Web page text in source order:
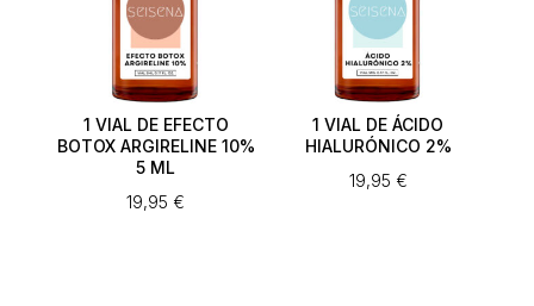
1 VIAL DE EFECTO
BOTOX ARGIRELINE 10%
5 ML
19,95 €
1 VIAL DE ÁCIDO
HIALURÓNICO 2%
19,95 €